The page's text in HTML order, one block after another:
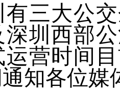
有三大公
深圳西部
营时间
知各位媒